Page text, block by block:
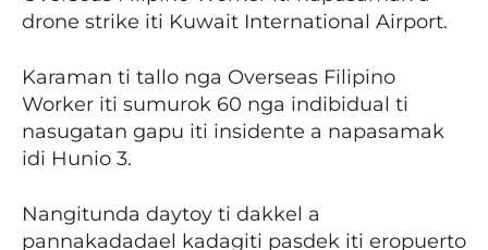
drone strike iti Kuwait International Airport.
Karaman ti tallo nga Overseas Filipino
Worker iti sumurok 60 nga indibidual ti
nasugatan gapu iti insidente a napasamak
idi Hunio 3.
Nangitunda daytoy ti dakkel a
pannakadadael kadagiti pasdek iti eropuerto